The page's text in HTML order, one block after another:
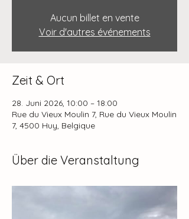
Aucun billet en vente
Voir d'autres événements
Zeit & Ort
28. Juni 2026, 10:00 – 18:00
Rue du Vieux Moulin 7, Rue du Vieux Moulin
7, 4500 Huy, Belgique
Über die Veranstaltung